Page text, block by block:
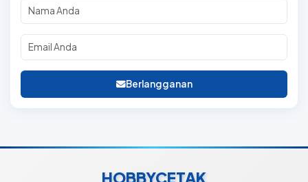
Berlangganan
HOBBYCETAK